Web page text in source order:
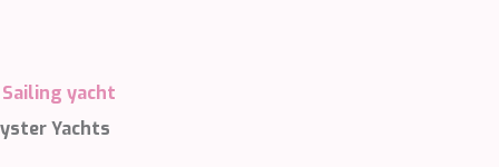
Sailing yacht
Yachts